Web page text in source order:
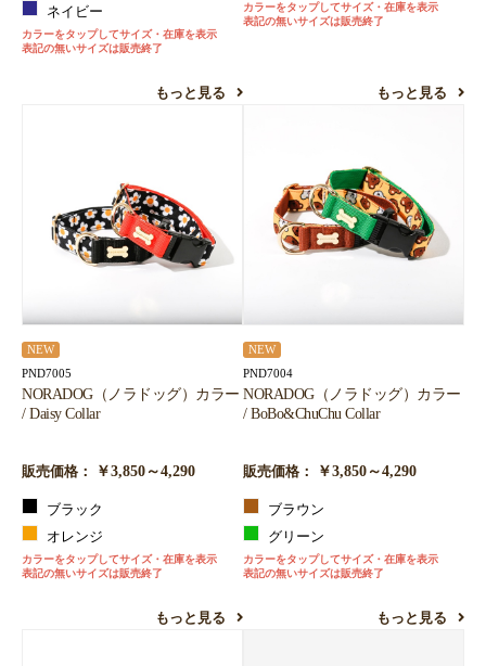
ネイビー
カラーをタップしてサイズ・在庫を表示
表記の無いサイズは販売終了
もっと見る
カラーをタップしてサイズ・在庫を表示
表記の無いサイズは販売終了
もっと見る
NEW
PND7005
NORADOG（ノラドッグ）カラー
/ Daisy Collar
販売価格： ￥3,850～4,290
ブラック
オレンジ
カラーをタップしてサイズ・在庫を表示
表記の無いサイズは販売終了
もっと見る
NEW
PND7004
NORADOG（ノラドッグ）カラー
/ BoBo&ChuChu Collar
販売価格： ￥3,850～4,290
ブラウン
グリーン
カラーをタップしてサイズ・在庫を表示
表記の無いサイズは販売終了
もっと見る